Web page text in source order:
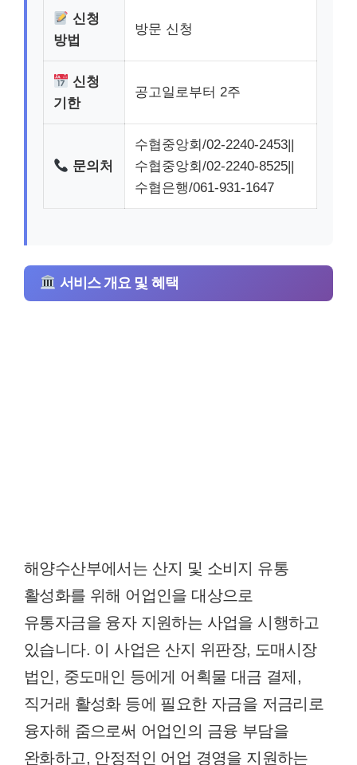
신청
방법
방문 신청
신청
기한
공고일로부터 2주
문의처
수협중앙회/02-2240-2453||
수협중앙회/02-2240-8525||
수협은행/061-931-1647
서비스 개요 및 혜택
해양수산부에서는 산지 및 소비지 유통
활성화를 위해 어업인을 대상으로
유통자금을 융자 지원하는 사업을 시행하고
있습니다. 이 사업은 산지 위판장, 도매시장
법인, 중도매인 등에게 어획물 대금 결제,
직거래 활성화 등에 필요한 자금을 저금리로
융자해 줌으로써 어업인의 금융 부담을
완화하고, 안정적인 어업 경영을 지원하는